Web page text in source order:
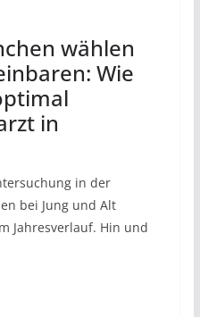
wählen
Wie
in
in der
bei Jung und Alt
Jahresverlauf. Hin und